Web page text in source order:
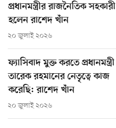
প্রধানমন্ত্রীর রাজনৈতিক সহকারী
হলেন রাশেদ খাঁন
২০ জুলাই ২০২৬
ফ্যাসিবাদ মুক্ত করতে প্রধানমন্ত্রী
তারেক রহমানের নেতৃত্বে কাজ
করেছি: রাশেদ খাঁন
২০ জুলাই ২০২৬